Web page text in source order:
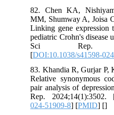
82. Chen KA,
MM, Shumway A,
Linking gene
pediatric Crohn's
Sci Rep.
[DOI:10.1038/s41598-
83. Khandia R, Gurjar
Relative synonymous
pair analysis of
Rep.
024-51909-8] [PMID] [